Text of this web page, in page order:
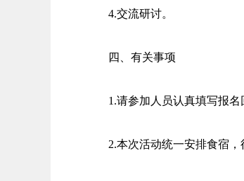
4.交流研讨。
四、有关事项
1.请参加人员认真填写报名
2.本次活动统一安排食宿，